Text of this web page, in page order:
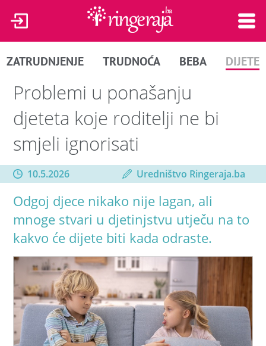
ZATRUDNJENJE TRUDNOĆA BEBA DIJETE
Problemi u ponašanju
djeteta koje roditelji ne bi
smjeli ignorisati
10.5.2026 Uredništvo Ringeraja.ba
Odgoj djece nikako nije lagan, ali
mnoge stvari u djetinjstvu utječu na to
kakvo će dijete biti kada odraste.